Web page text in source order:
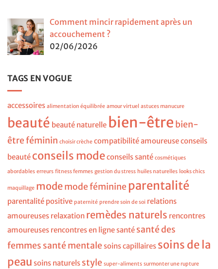
Comment mincir rapidement après un
accouchement ?
02/06/2026
TAGS EN VOGUE
accessoires alimentation équilibrée amour virtuel astuces manucure
beauté beauté naturelle bien-être bien-
être féminin choisir crèche compatibilité amoureuseconseils
beauté conseils modeconseils santé cosmétiques
abordables erreurs fitness femmes gestion du stress huiles naturelles looks chics
maquillage modemode féminine parentalité
parentalité positive paternité prendre soin de soi relations
amoureuses relaxation remèdes naturels rencontres
amoureuses rencontres en ligne santé santé des
femmes santé mentale soins capillaires soins de la
peau soins naturels style super-aliments surmonter une rupture